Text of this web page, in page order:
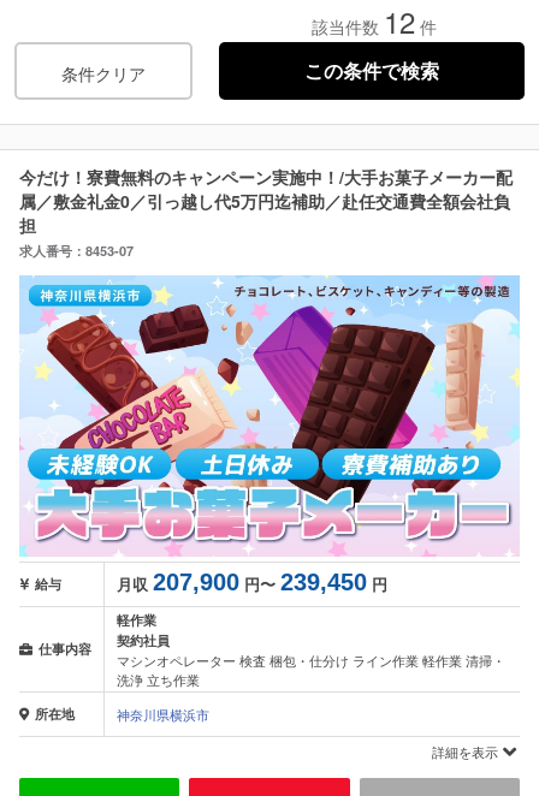
条件クリア
該当件数 12 件
今だけ！寮費無料のキャンペーン実施中！/大手お菓子メーカー配
属／敷金礼金0／引っ越し代5万円迄補助／赴任交通費全額会社負
担
求人番号：8453-07
給与 月収 207,900 円〜 239,450 円
仕事内容
軽作業
契約社員
マシンオペレーター 検査 梱包・仕分け ライン作業 軽作業 清掃・
洗浄 立ち作業
所在地
神奈川県横浜市
詳細を表示